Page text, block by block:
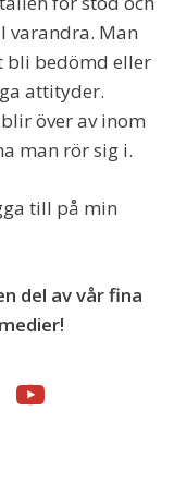
varandra. Man
bli bedömd eller
attityder.
över av inom
man rör sig i.
till på min
del av vår fina